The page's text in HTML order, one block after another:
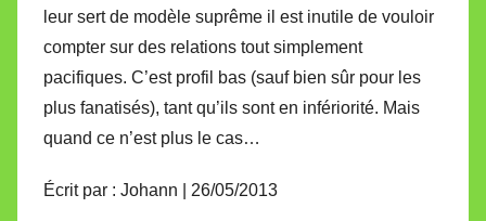
leur sert de modèle suprême il est inutile de vouloir
compter sur des relations tout simplement
pacifiques. C’est profil bas (sauf bien sûr pour les
plus fanatisés), tant qu’ils sont en infériorité. Mais
quand ce n’est plus le cas…
Écrit par : Johann | 26/05/2013